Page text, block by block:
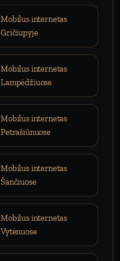
Mobilus internetas
Gričiupyje
Mobilus internetas
Lampėdžiuose
Mobilus internetas
Petrašiūnuose
Mobilus internetas
Šančiuose
Mobilus internetas
Vytėnuose